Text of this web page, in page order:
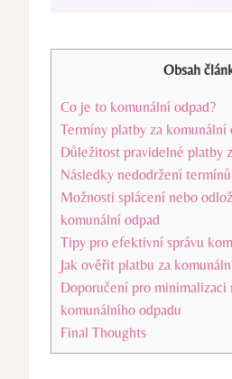
Obsah
Co je to komunální odpad?
Termíny platby za komunální
Důležitost pravidelné platby
Následky nedodržení
Možnosti splácení nebo
komunální odpad
Tipy pro efektivní správu
Jak ověřit platbu za
Doporučení pro minimalizaci
komunálního odpadu
Final Thoughts